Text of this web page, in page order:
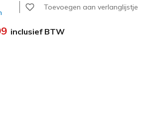
Toevoegen aan verlanglijstje
inclusief BTW